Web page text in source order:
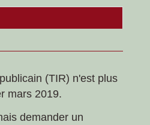
(TIR) n'est plus
mars 2019.
demander un